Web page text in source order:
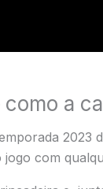
a
2023
com